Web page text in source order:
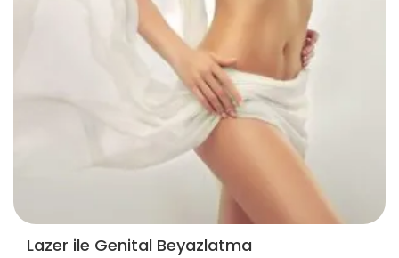
Lazer ile Genital Beyazlatma